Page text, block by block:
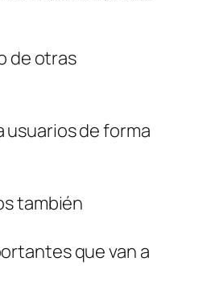
de otras
usuarios de forma
también
que van a